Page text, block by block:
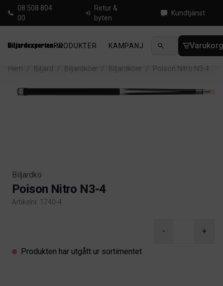
08 508 804
00
Retur &
byten
Kundtjänst
PRODUKTER KAMPANJ NYHETER
Hem / Biljard / Biljardköer / Biljardköer / Poison Nitro N3-4
Biljardkö
Poison Nitro N3-4
Artikelnr. 1740-4
- +
Produkten har utgått ur sortimentet